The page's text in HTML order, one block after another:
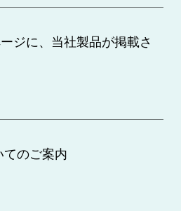
ジに、当社製品が掲載さ
てのご案内